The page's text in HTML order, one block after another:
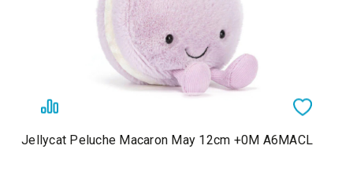
Jellycat Peluche Macaron May 12cm +0M A6MACL